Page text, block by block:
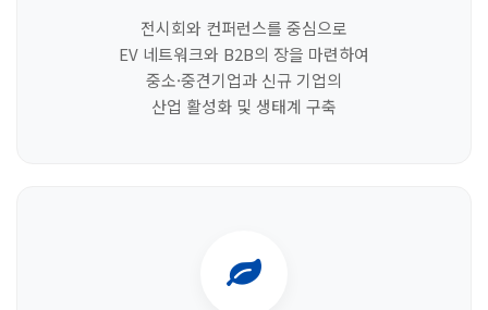
전시회와 컨퍼런스를 중심으로
EV 네트워크와 B2B의 장을 마련하여
중소·중견기업과 신규 기업의
산업 활성화 및 생태계 구축